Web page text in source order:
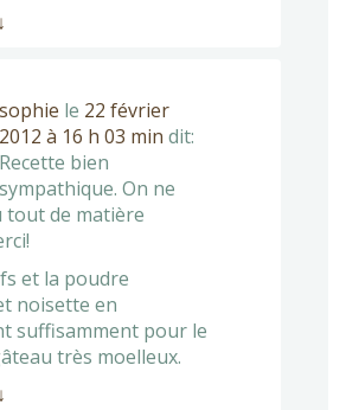
↓
sophie le 22 février
2012 à 16 h 03 min dit:
Recette bien
sympathique. On ne
tout de matière
et la poudre
noisette en
suffisamment pour le
très moelleux.
↓